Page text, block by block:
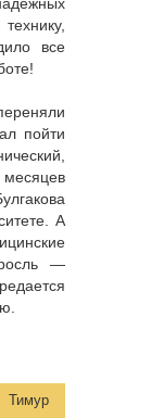
все
пойти
А
—
Тимур